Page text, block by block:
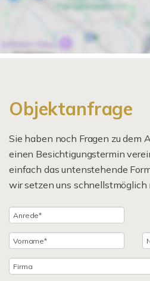
Objektanfrage
Sie haben noch Fragen zu dem
einen Besichtigungstermin
einfach das untenstehende
wir setzen uns schnellstmöglich